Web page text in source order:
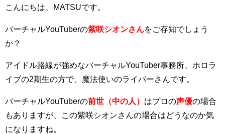
こんにちは、MATSUです。
バーチャルYouTuberの紫咲シオンさんをご存知でしょう
か？
アイドル路線が強めなバーチャルYouTuber事務所、ホロラ
イブの2期生の方で、魔法使いのライバーさんです。
バーチャルYouTuberの前世（中の人） はプロの声優の場合
もありますが、この紫咲シオンさんの場合はどうなのか気
になりますね。